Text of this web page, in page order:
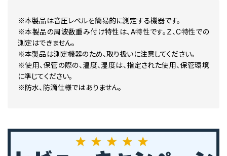
※本製品は音圧レベルを簡易的に測定する機器です。
※本製品の周波数重み付け特性は、A特性です。Ｚ、C特性での
測定はできません。
※本製品は測定機器のため、取り扱いに注意してください。
※使用、保管の際の、温度、湿度は、指定された使用、保管環境
に準じてください。
※防水、防滴仕様ではありません。